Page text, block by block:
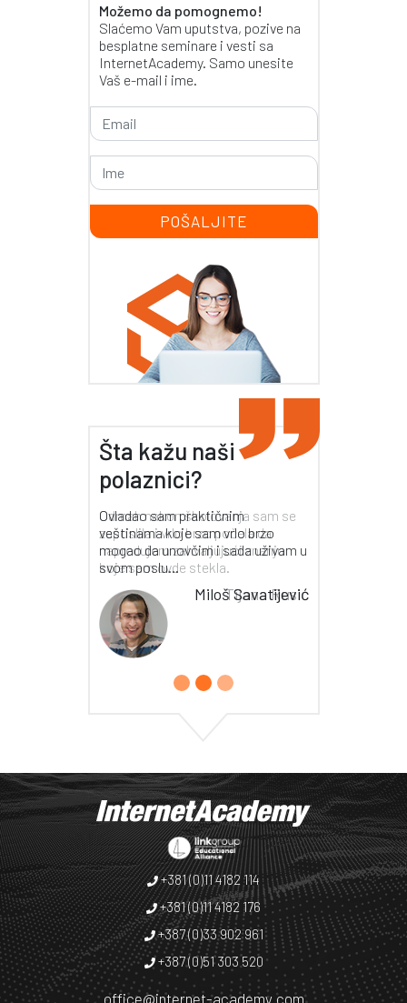
Možemo da pomognemo!
Slaćemo Vam uputstva, pozive na
besplatne seminare i vesti sa
InternetAcademy. Samo unesite
Vaš e-mail i ime.
Šta kažu naši
polaznici?
Odmah nakon školovanja sam se
zaposlila i vrlo brzo počela da
napredujem zahvaljujući znanju
koje sam ovde stekla.
Tijana Rusić
+381 (0)11 4182 114
+381 (0)11 4182 176
+387 (0)33 902 961
+387 (0)51 303 520
office@internet-academy.com